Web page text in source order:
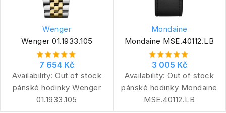
Wenger
Wenger 01.1933.105
7 654 Kč
Availability: Out of stock
pánské hodinky Wenger
01.1933.105
Mondaine
Mondaine MSE.40112.LB
3 005 Kč
Availability: Out of stock
pánské hodinky Mondaine
MSE.40112.LB